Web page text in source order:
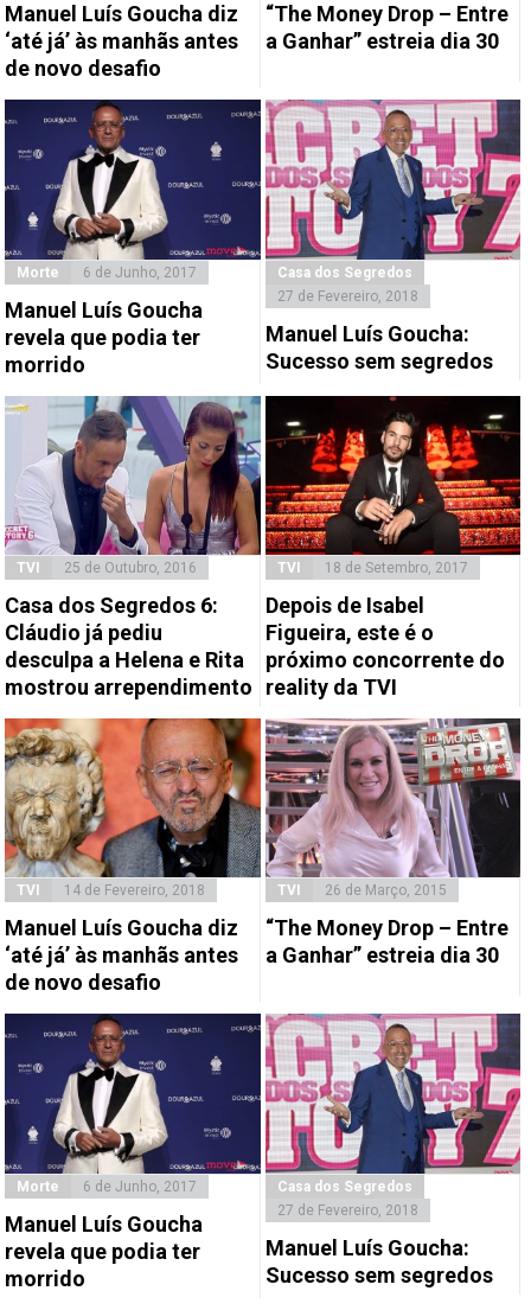
Manuel Luís Goucha diz
‘até já’ às manhãs antes
de novo desafio
“The Money Drop – Entre
a Ganhar” estreia dia 30
Morte 6 de Junho, 2017
Manuel Luís Goucha
revela que podia ter
morrido
Casa dos Segredos
27 de Fevereiro, 2018
Manuel Luís Goucha:
Sucesso sem segredos
TVI 25 de Outubro, 2016
Casa dos Segredos 6:
Cláudio já pediu
desculpa a Helena e Rita
mostrou arrependimento
TVI 18 de Setembro, 2017
Depois de Isabel
Figueira, este é o
próximo concorrente do
reality da TVI
TVI 14 de Fevereiro, 2018
Manuel Luís Goucha diz
‘até já’ às manhãs antes
de novo desafio
TVI 26 de Março, 2015
“The Money Drop – Entre
a Ganhar” estreia dia 30
Morte 6 de Junho, 2017
Manuel Luís Goucha
revela que podia ter
morrido
Casa dos Segredos
27 de Fevereiro, 2018
Manuel Luís Goucha:
Sucesso sem segredos